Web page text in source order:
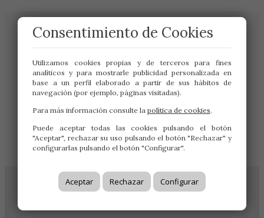
Gran Vía de San Marcos 19
24001 – LEÓN
987 222 333
© 2022 Inmobiliaria R3 | Aviso legal | Protección de datos
Consentimiento de Cookies
Utilizamos cookies propias y de terceros para fines
analíticos y para mostrarle publicidad personalizada en
base a un perfil elaborado a partir de sus hábitos de
navegación (por ejemplo, páginas visitadas).
Para más información consulte la política de cookies.
Puede aceptar todas las cookies pulsando el botón
"Aceptar", rechazar su uso pulsando el botón "Rechazar" y
configurarlas pulsando el botón "Configurar".
Aceptar Rechazar Configurar